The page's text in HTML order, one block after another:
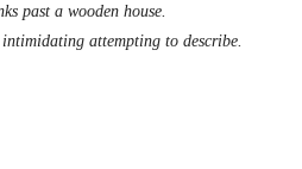
past a wooden house.
attempting to describe.